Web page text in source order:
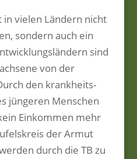
vielen Ländern nicht
sondern auch ein
sind
von der
den krankheits-
jüngeren Menschen
Einkommen mehr
der Armut
durch die TB zu